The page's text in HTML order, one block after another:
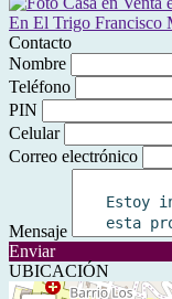
Contacto
Nombre
Teléfono
PIN
Celular
Correo electrónico
Mensaje
Enviar
UBICACIÓN